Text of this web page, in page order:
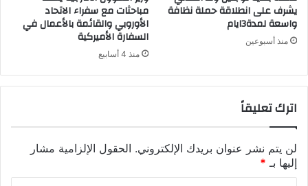
يشرف على انطلاقة حملة نظافة
واسعة لمدة3ايام
منذ أسبوعين
مباحثات مع سفراء الاتحاد
الأوروبي والقائمة بالأعمال في
السفارة الأميركية
منذ 4 أسابيع
اترك تعليقاً
لن يتم نشر عنوان بريدك الإلكتروني. الحقول الإلزامية مشار
إليها بـ *